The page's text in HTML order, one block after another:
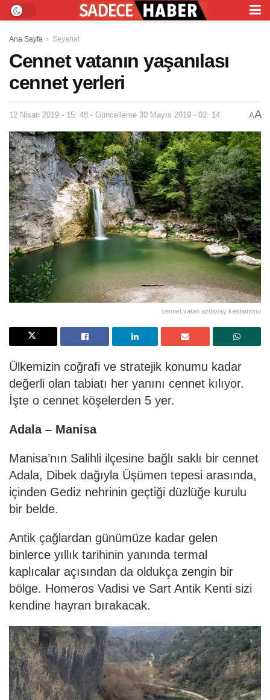
Ana Sayfa Seyahat
Cennet vatanın yaşanılası
cennet yerleri
12 Nisan 2019 - 15: 48 - Güncelleme 30 Mayıs 2019 - 02: 14 AA
cennet vatan azdavay kastamonu
Ülkemizin coğrafi ve stratejik konumu kadar
değerli olan tabiatı her yanını cennet kılıyor.
İşte o cennet köşelerden 5 yer.
Adala – Manisa
Manisa’nın Salihli ilçesine bağlı saklı bir cennet
Adala, Dibek dağıyla Üşümen tepesi arasında,
içinden Gediz nehrinin geçtiği düzlüğe kurulu
bir belde.
Antik çağlardan günümüze kadar gelen
binlerce yıllık tarihinin yanında termal
kaplıcalar açısından da oldukça zengin bir
bölge. Homeros Vadisi ve Sart Antik Kenti sizi
kendine hayran bırakacak.